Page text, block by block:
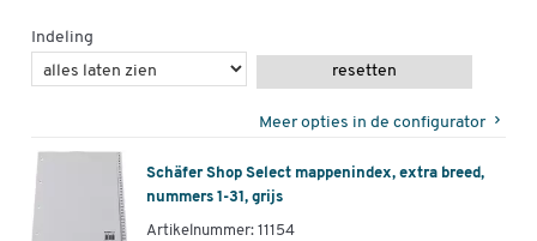
Indeling
resetten
Meer opties in de configurator
Schäfer Shop Select mappenindex, extra breed,
nummers 1-31, grijs
Artikelnummer: 11154